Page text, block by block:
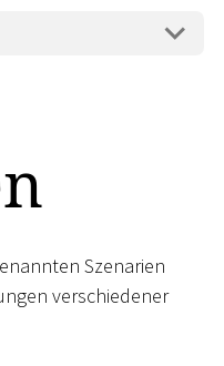
Szenarien
verschiedener